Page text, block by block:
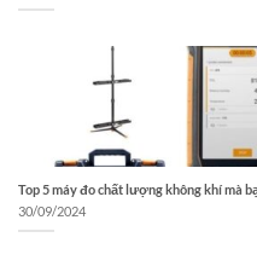
Top 5 máy đo chất lượng không khí mà
30/09/2024